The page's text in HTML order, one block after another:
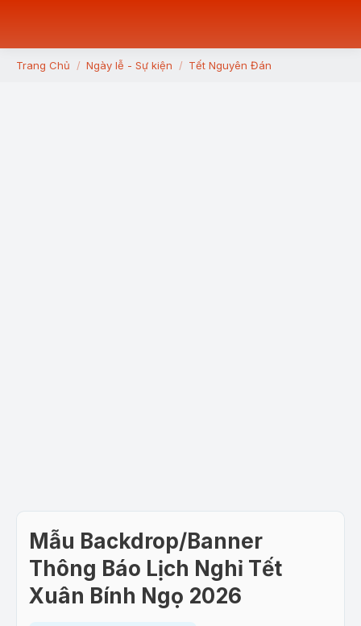
You are here:
Trang Chủ Ngày lễ - Sự kiện Tết Nguyên Đán
Mẫu Backdrop/Banner
Thông Báo Lịch Nghỉ Tết
Xuân Bính Ngọ 2026